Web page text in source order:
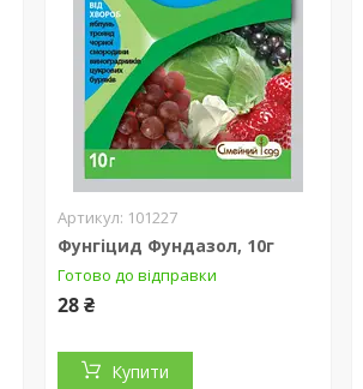
101227
Фунгіцид Фундазол, 10г
Готово до відправки
28 ₴
Купити